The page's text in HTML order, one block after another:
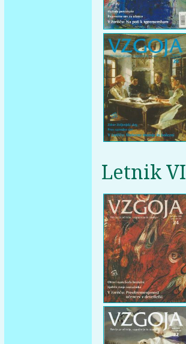
Letnik VI